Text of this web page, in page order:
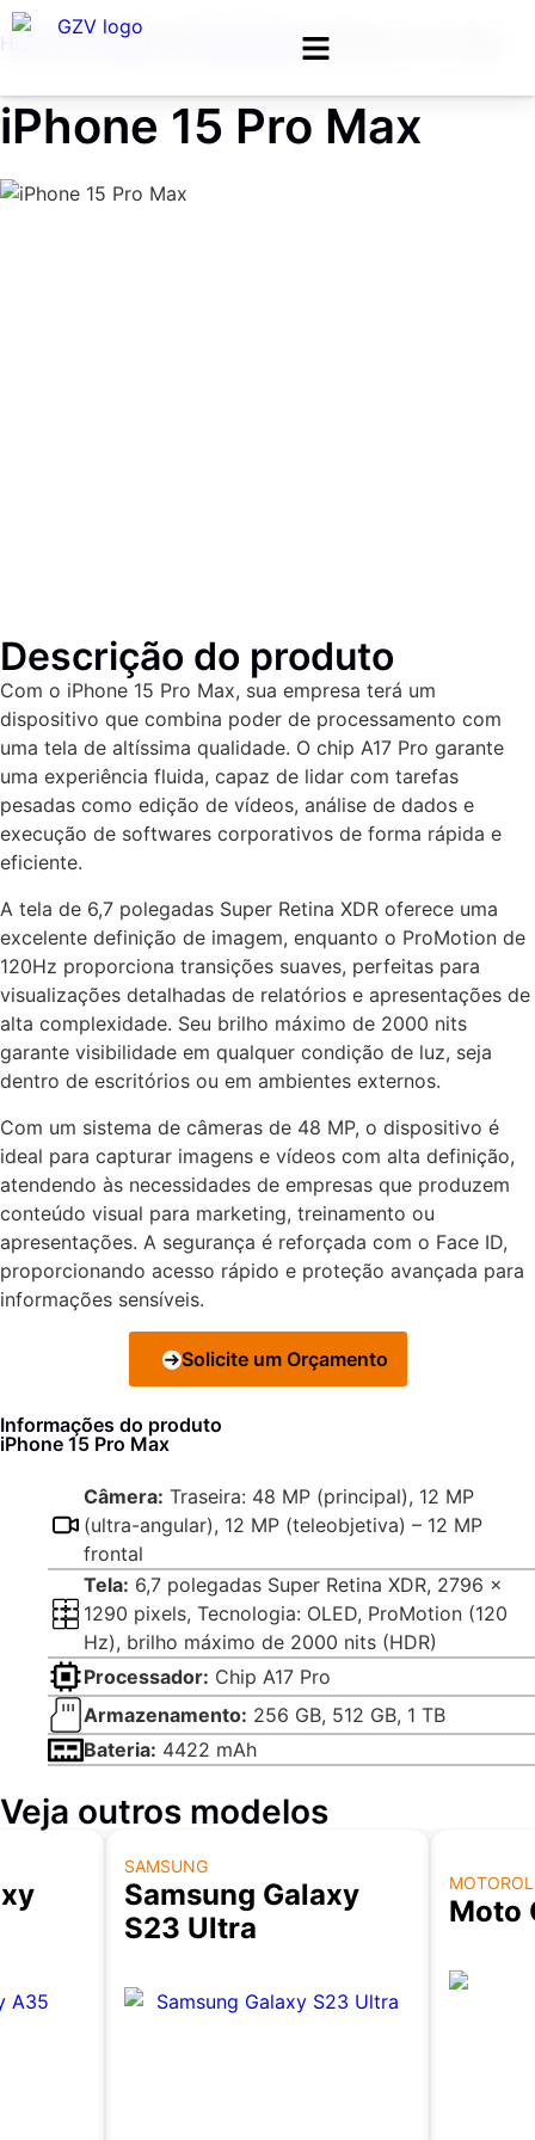
Locação Smartphones❯
iPhone 15 Pro Max
Descrição do produto
Com o iPhone 15 Pro Max, sua empresa terá um
dispositivo que combina poder de processamento com
uma tela de altíssima qualidade. O chip A17 Pro garante
uma experiência fluida, capaz de lidar com tarefas
pesadas como edição de vídeos, análise de dados e
execução de softwares corporativos de forma rápida e
eficiente.
A tela de 6,7 polegadas Super Retina XDR oferece uma
excelente definição de imagem, enquanto o ProMotion de
120Hz proporciona transições suaves, perfeitas para
visualizações detalhadas de relatórios e apresentações de
alta complexidade. Seu brilho máximo de 2000 nits
garante visibilidade em qualquer condição de luz, seja
dentro de escritórios ou em ambientes externos.
Com um sistema de câmeras de 48 MP, o dispositivo é
ideal para capturar imagens e vídeos com alta definição,
atendendo às necessidades de empresas que produzem
conteúdo visual para marketing, treinamento ou
apresentações. A segurança é reforçada com o Face ID,
proporcionando acesso rápido e proteção avançada para
informações sensíveis.
Solicite um Orçamento
Informações do produto
iPhone 15 Pro Max
Câmera: Traseira: 48 MP (principal), 12 MP
(ultra-angular), 12 MP (teleobjetiva) – 12 MP
frontal
Tela: 6,7 polegadas Super Retina XDR, 2796 x
1290 pixels, Tecnologia: OLED, ProMotion (120
Hz), brilho máximo de 2000 nits (HDR)
Processador: Chip A17 Pro
Armazenamento: 256 GB, 512 GB, 1 TB
Bateria: 4422 mAh
Veja outros modelos
SAMSUNG
Samsung Galaxy
S23 Ultra
Moto